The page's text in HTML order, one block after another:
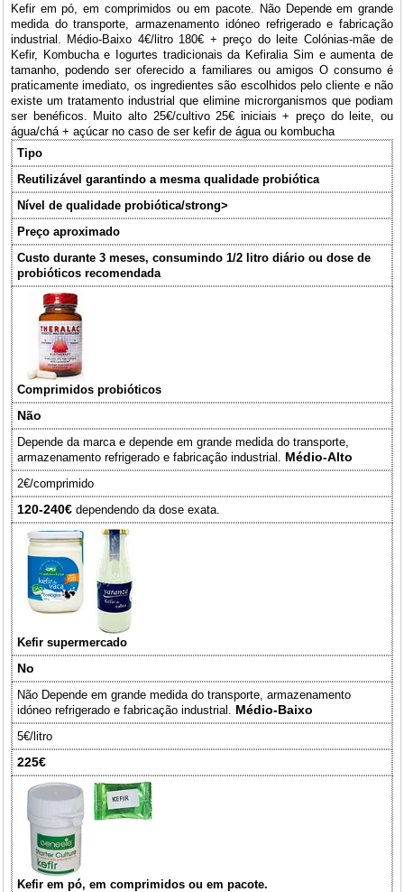
Kefir em pó, em comprimidos ou em pacote. Não Depende em grande
medida do transporte, armazenamento idóneo refrigerado e fabricação
industrial. Médio-Baixo 4€/litro 180€ + preço do leite Colónias-mãe de
Kefir, Kombucha e Iogurtes tradicionais da Kefiralia Sim e aumenta de
tamanho, podendo ser oferecido a familiares ou amigos O consumo é
praticamente imediato, os ingredientes são escolhidos pelo cliente e não
existe um tratamento industrial que elimine microrganismos que podiam
ser benéficos. Muito alto 25€/cultivo 25€ iniciais + preço do leite, ou
água/chá + açúcar no caso de ser kefir de água ou kombucha
Tipo
Reutilizável garantindo a mesma qualidade probiótica
Nível de qualidade probiótica/strong>
Preço aproximado
Custo durante 3 meses, consumindo 1/2 litro diário ou dose de
probióticos recomendada
Comprimidos probióticos
Não
Depende da marca e depende em grande medida do transporte,
armazenamento refrigerado e fabricação industrial. Médio-Alto
2€/comprimido
120-240€ dependendo da dose exata.
Kefir supermercado
No
Não Depende em grande medida do transporte, armazenamento
idóneo refrigerado e fabricação industrial. Médio-Baixo
5€/litro
225€
Kefir em pó, em comprimidos ou em pacote.